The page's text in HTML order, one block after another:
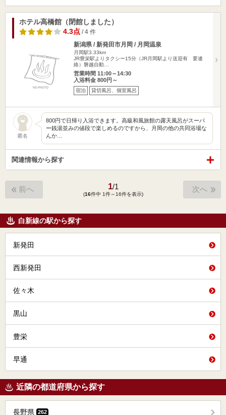
ホテル高橋館（閉館しました）
4.3点 / 4 件
新潟県 / 新発田市月岡 / 月岡温泉
月岡駅3.33km
JR豊栄駅よりタクシー15分（JR月岡駅より送迎有 要連
絡）磐越自動…
営業時間 11:00～14:30
入浴料金 800円～
宿泊 貸切風呂、個室風呂
匿名
800円で日帰り入浴できます。高級和風旅館の露天風呂がスーパ
ー銭湯並みの値段で楽しめるのですから、月岡の他の共同浴場な
んか…
関連情報から探す
前へ 1/1
(16件中 1件～16件を表示)
次へ
白新線の駅から探す
新発田
西新発田
佐々木
黒山
豊栄
早通
近隣の都道府県から探す
長野県 262